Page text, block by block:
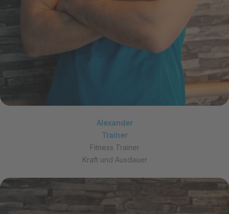
Alexander
Trainer
Fitness Trainer
Kraft und Ausdauer